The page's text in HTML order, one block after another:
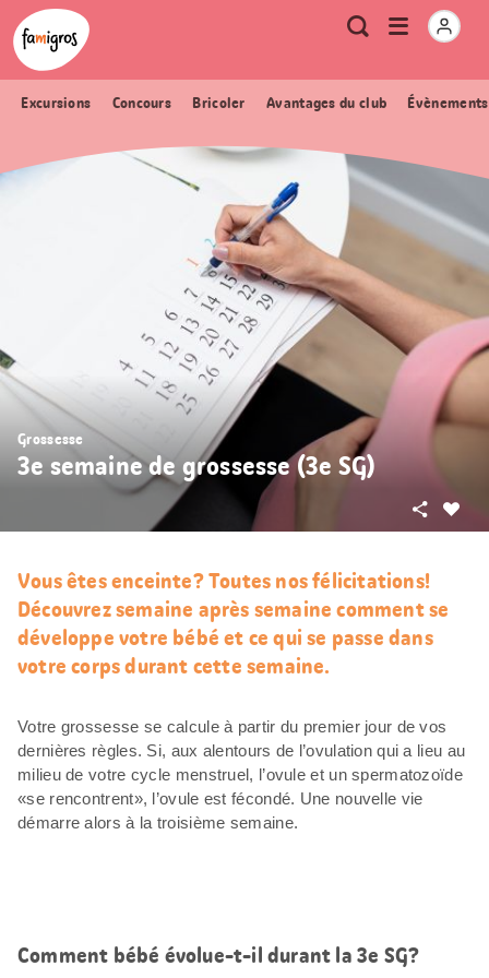
Signets
de
navigation
Header
Logo Métanavigation
RechercheOuvrir
Excursions Concours Bricoler Avantages du club
Grossesse
3e semaine de grossesse (3e SG)
Partager
Vous êtes enceinte? Toutes nos félicitations!
Découvrez semaine après semaine comment se
développe votre bébé et ce qui se passe dans
votre corps durant cette semaine.
Votre grossesse se calcule à partir du premier jour de vos
dernières règles. Si, aux alentours de l’ovulation qui a lieu au
milieu de votre cycle menstruel, l’ovule et un spermatozoïde
«se rencontrent», l’ovule est fécondé. Une nouvelle vie
démarre alors à la troisième semaine.
Comment bébé évolue-t-il durant la 3e SG?